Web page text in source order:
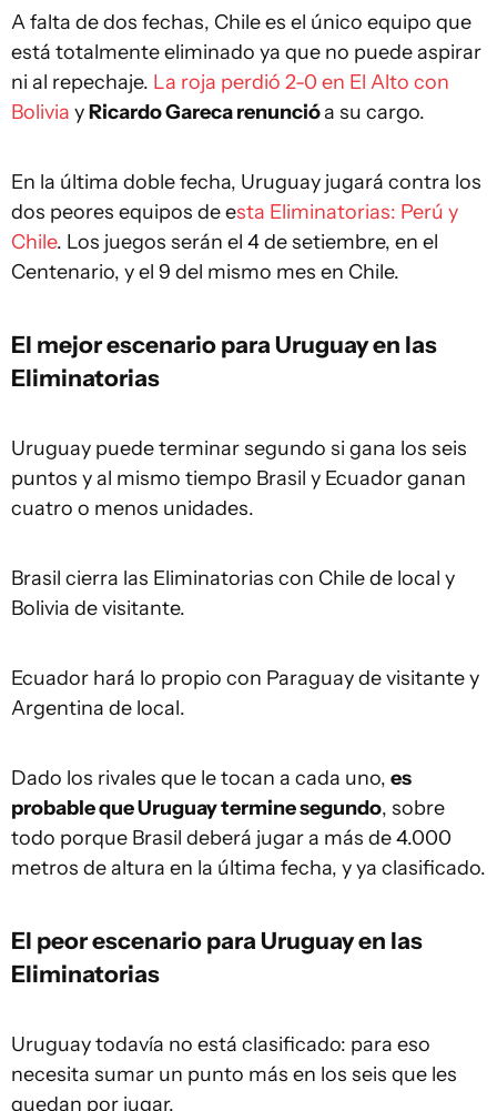
A falta de dos fechas, Chile es el único equipo que
está totalmente eliminado ya que no puede aspirar
ni al repechaje. La roja perdió 2-0 en El Alto con
Bolivia yRicardo Gareca renuncióa su cargo.
En la última doble fecha, Uruguay jugará contra los
dos peores equipos de esta Eliminatorias: Perú y
Chile. Los juegos serán el 4 de setiembre, en el
Centenario, y el 9 del mismo mes en Chile.
El mejor escenario para Uruguay en las
Eliminatorias
Uruguay puede terminar segundo si gana los seis
puntos y al mismo tiempo Brasil y Ecuador ganan
cuatro o menos unidades.
Brasil cierra las Eliminatorias con Chile de local y
Bolivia de visitante.
Ecuador hará lo propio con Paraguay de visitante y
Argentina de local.
Dado los rivales que le tocan a cada uno, es
probable que Uruguay termine segundo, sobre
todo porque Brasil deberá jugar a más de 4.000
metros de altura en la última fecha, y ya clasificado.
El peor escenario para Uruguay en las
Eliminatorias
Uruguay todavía no está clasificado: para eso
necesita sumar un punto más en los seis que les
quedan por jugar.